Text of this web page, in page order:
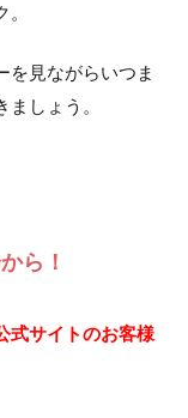
を見ながらいつま
しょう。
ら！
式サイトのお客様